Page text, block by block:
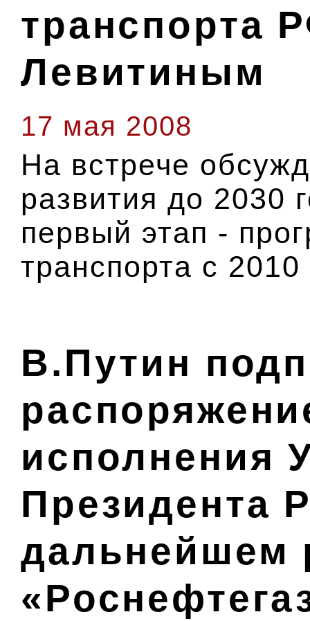
транспорта
Левитиным
17 мая 2008
На встрече
развития до 2030
первый этап -
транспорта с
В.Путин
исполнения
Президента
дальнейшем